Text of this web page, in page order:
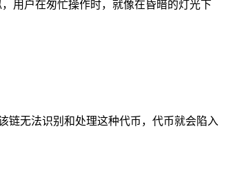
用户在匆忙操作时，就像在昏暗的灯光下
链无法识别和处理这种代币，代币就会陷入